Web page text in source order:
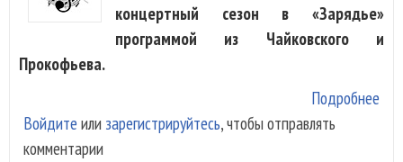
концертный сезон в «Зарядье»
программой из Чайковского и
Прокофьева.
Подробнее
Войдите или зарегистрируйтесь, чтобы отправлять
комментарии